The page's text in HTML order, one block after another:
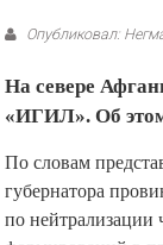
Опубликовал:
На севере
«ИГИЛ». Об
По словам
губернатора
по